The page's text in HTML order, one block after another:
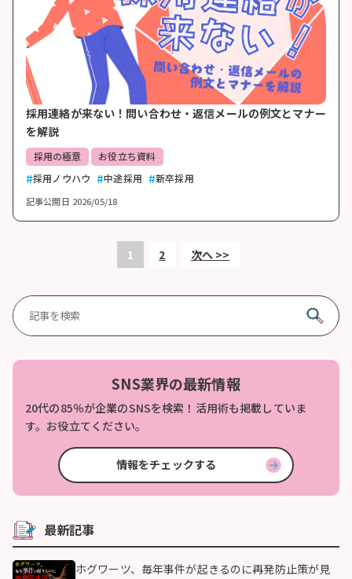
採用連絡が来ない！問い合わせ・返信メールの例文とマナー
を解説
採用の極意
お役立ち資料
採用ノウハウ
中途採用 新卒採用
記事公開日 2026/05/18
1 2 次へ >>
SNS業界の最新情報
20代の85％が企業のSNSを検索！活用術も掲載していま
す。お役立てください。
情報をチェックする
最新記事
ホグワーツ、毎年事件が起きるのに再発防止策が見